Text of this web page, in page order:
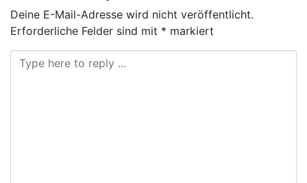
Deine E-Mail-Adresse wird nicht veröffentlicht.
Erforderliche Felder sind mit * markiert
Kommentar